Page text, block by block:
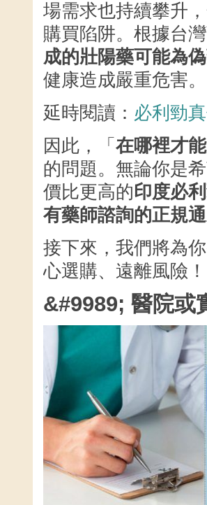
場需求也持續攀升
購買陷阱。根據台
成的壯陽藥可能為
健康造成嚴重危害。
延時閱讀： 必利勁
因此，「 在哪裡才
的問題。無論你是
價比更高的印度必
有藥師諮詢的正規
接下來，我們將為
心選購、遠離風險！
&#9989; 醫院或